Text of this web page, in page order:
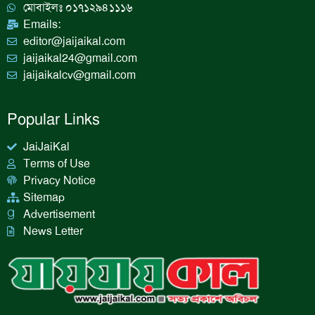
মোবাইলঃ ০১৭১২৯৪১১১৬
Emails:
editor@jaijaikal.com
jaijaikal24@gmail.com
jaijaikalcv@gmail.com
Popular Links
JaiJaiKal
Terms of Use
Privacy Notice
Sitemap
Advertisement
News Letter